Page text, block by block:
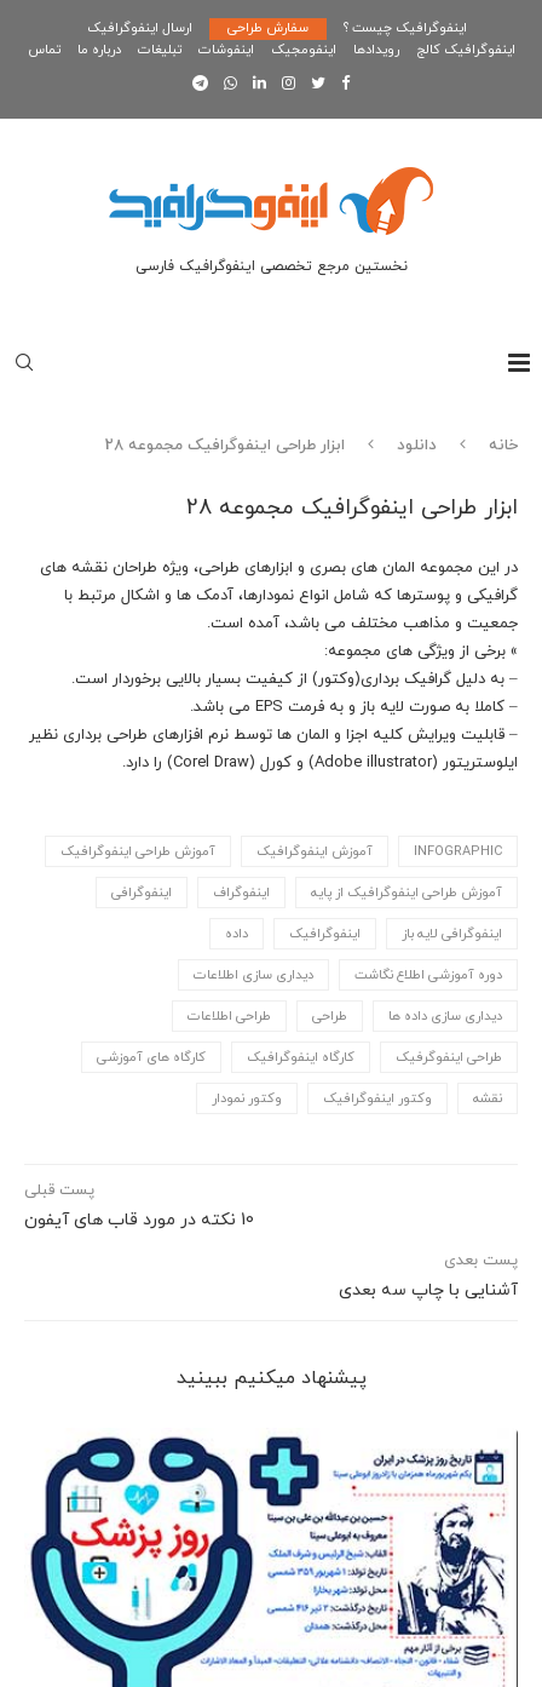
اینفوگرافیک چیست ؟ سفارش طراحی
ارسال اینفوگرافیک
اینفوگرافیک کالج
رویدادها اینفومجیک اینفوشات تبلیغات درباره ما تماس
نخستین مرجع تخصصی اینفوگرافیک فارسی
خانه دانلود ابزار طراحی اینفوگرافیک مجموعه 28
ابزار طراحی اینفوگرافیک مجموعه 28
در این مجموعه المان های بصری و ابزارهای طراحی، ویژه طراحان نقشه های
گرافیکی و پوسترها که شامل انواع نمودارها، آدمک ها و اشکال مرتبط با
جمعیت و مذاهب مختلف می باشد، آمده است.
» برخی از ویژگی های مجموعه:
– به دلیل گرافیک برداری(وکتور) از کیفیت بسیار بالایی برخوردار است.
– کاملا به صورت لایه باز و به فرمت EPS می باشد.
– قابلیت ویرایش کلیه اجزا و المان ها توسط نرم افزارهای طراحی برداری نظیر
ایلوستریتور (Adobe illustrator) و کورل (Corel Draw) را دارد.
INFOGRAPHIC آموزش اینفوگرافیک آموزش طراحی اینفوگرافیک
آموزش طراحی اینفوگرافیک از پایه اینفوگراف اینفوگرافی
اینفوگرافی لایه باز اینفوگرافیک داده
دوره آموزشی اطلاع نگاشت دیداری سازی اطلاعات
دیداری سازی داده ها طراحی طراحی اطلاعات
طراحی اینفوگرفیک کارگاه اینفوگرافیک کارگاه های آموزشی
نقشه وکتور اینفوگرافیک وکتور نمودار
پست قبلی
10 نکته در مورد قاب های آیفون
پست بعدی
آشنایی با چاپ سه بعدی
پیشنهاد می‎کنیم ببینید